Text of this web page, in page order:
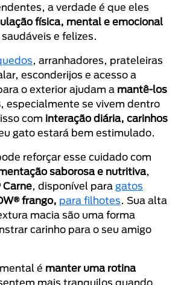
a verdade é que eles
física, mental e emocional
e felizes.
, arranhadores, prateleiras
esconderijos e acesso a
o exterior ajudam a mantê-los
, especialmente se vivem dentro
com interação diária, carinhos
gato estará bem estimulado.
reforçar esse cuidado com
saborosa e nutritiva
Carne , disponível para gatos
frango, para filhotes . Sua alta
macia são uma forma
carinho para o seu amigo
é manter uma rotina
sentem mais tranquilos quando